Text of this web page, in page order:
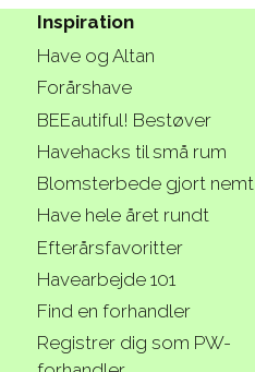
Inspiration
Have og Altan
Forårshave
BEEautiful! Bestøver
Havehacks til små rum
Blomsterbede gjort nemt
Have hele året rundt
Efterårsfavoritter
Havearbejde 101
Find en forhandler
Registrer dig som PW-